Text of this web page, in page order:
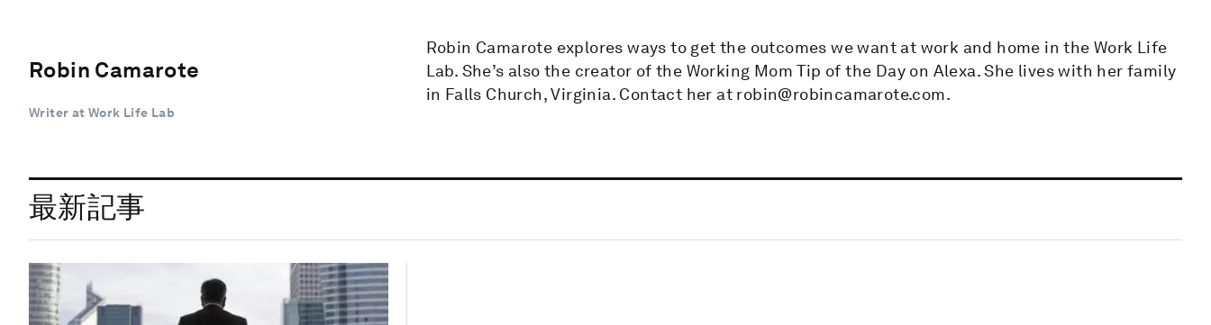
Robin Camarote
Writer at Work Life Lab
Robin Camarote explores ways to get the outcomes we want at work and home in the Work Life
Lab. She’s also the creator of the Working Mom Tip of the Day on Alexa. She lives with her family
in Falls Church, Virginia. Contact her at robin@robincamarote.com.
最新記事